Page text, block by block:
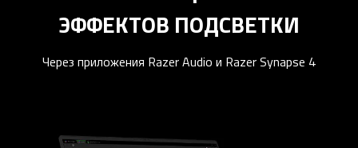
ЭФФЕКТОВ ПОДСВЕТКИ
Через приложения Razer Audio и Razer Synapse 4